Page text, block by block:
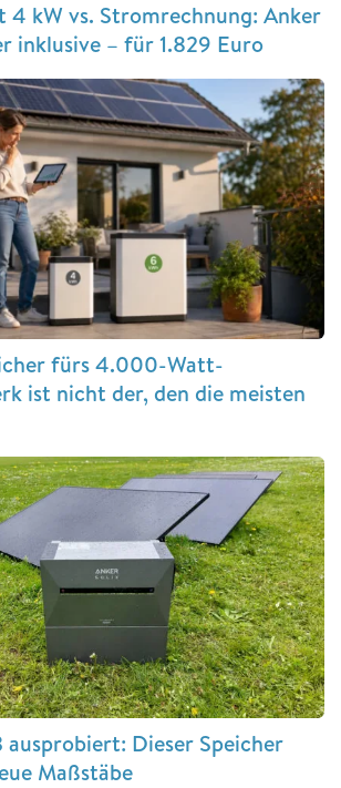
4 kW vs. Stromrechnung: Anker
inklusive – für 1.829 Euro
fürs 4.000-Watt-
ist nicht der, den die meisten
ausprobiert: Dieser Speicher
Maßstäbe